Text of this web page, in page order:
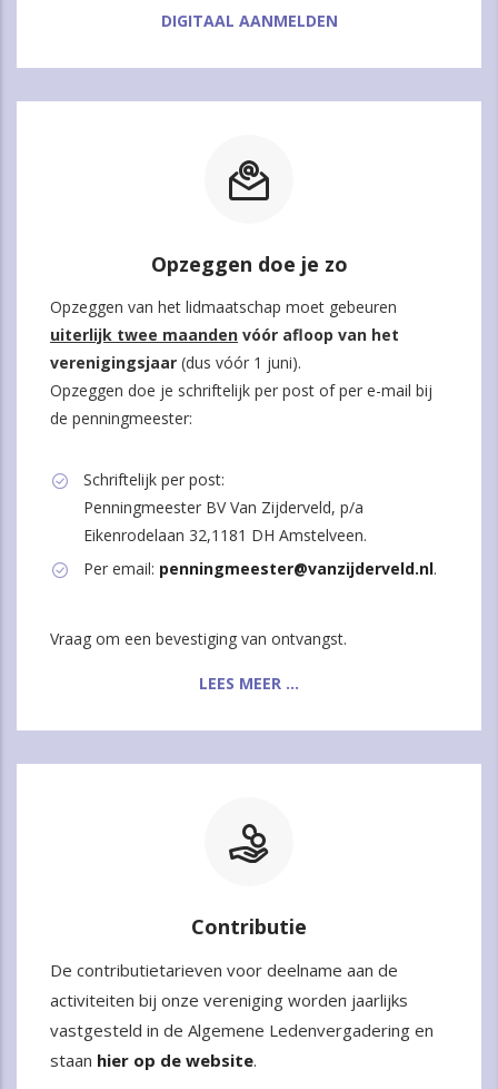
DIGITAAL AANMELDEN
Opzeggen doe je zo
Opzeggen van het lidmaatschap moet gebeuren
uiterlijk twee maanden vóór afloop van het
verenigingsjaar (dus vóór 1 juni).
Opzeggen doe je schriftelijk per post of per e-mail bij
de penningmeester:
Schriftelijk per post:
Penningmeester BV Van Zijderveld, p/a
Eikenrodelaan 32,1181 DH Amstelveen.
Per email: penningmeester@vanzijderveld.nl.
Vraag om een bevestiging van ontvangst.
LEES MEER ...
Contributie
De contributietarieven voor deelname aan de
activiteiten bij onze vereniging worden jaarlijks
vastgesteld in de Algemene Ledenvergadering en
staan hier op de website.